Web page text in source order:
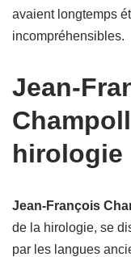
avaient longtemps
incompréhensibles.
Jean-
hirologie
Jean-François
de la hirologie, se
par les langues